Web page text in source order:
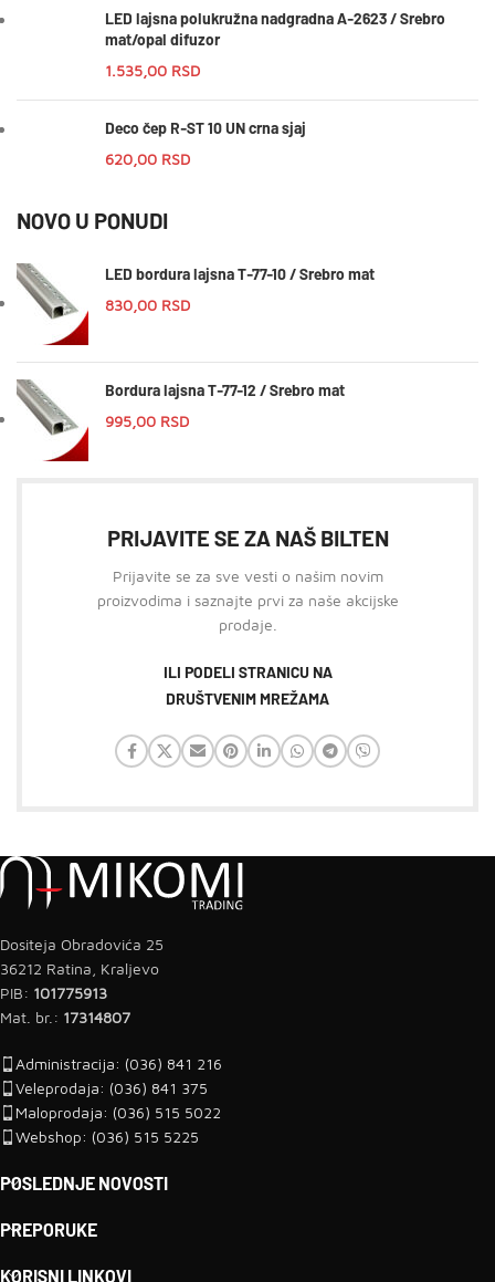
LED lajsna polukružna nadgradna A-2623 / Srebro
mat/opal difuzor
1.535,00 RSD
Deco čep R-ST 10 UN crna sjaj
620,00 RSD
NOVO U PONUDI
LED bordura lajsna T-77-10 / Srebro mat
830,00 RSD
Bordura lajsna T-77-12 / Srebro mat
995,00 RSD
PRIJAVITE SE ZA NAŠ BILTEN
Prijavite se za sve vesti o našim novim
proizvodima i saznajte prvi za naše akcijske
prodaje.
ILI PODELI STRANICU NA
DRUŠTVENIM MREŽAMA
Dositeja Obradovića 25
36212 Ratina, Kraljevo
PIB: 101775913
Mat. br.: 17314807
Administracija: (036) 841 216
Veleprodaja: (036) 841 375
Maloprodaja: (036) 515 5022
Webshop: (036) 515 5225
POSLEDNJE NOVOSTI
PREPORUKE
KORISNI LINKOVI